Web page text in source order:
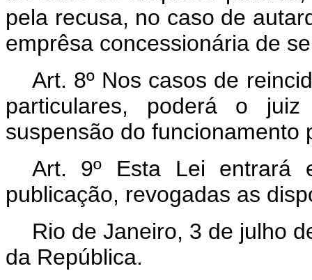
pela recusa, no caso de
emprêsa concessionária de
Art. 8º Nos casos de
particulares, poderá o
suspensão do funcionamento
Art. 9º Esta Lei entrará
publicação, revogadas as
Rio de Janeiro, 3 de julho
da República.